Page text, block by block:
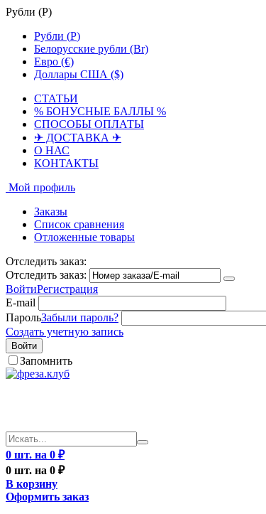
Рубли (Р)
Рубли (Р)
Белорусские рубли (Br)
Евро (€)
Доллары США ($)
СТАТЬИ
% БОНУСНЫЕ БАЛЛЫ %
СПОСОБЫ ОПЛАТЫ
✈ ДОСТАВКА ✈
О НАС
КОНТАКТЫ
Мой профиль
Заказы
Список сравнения
Отложенные товары
Отследить заказ:
Отследить заказ:
ВойтиРегистрация
E-mail
ПарольЗабыли пароль?
Создать учетную запись
Войти
Запомнить
0 шт. на 0 ₽
0 шт. на 0 ₽
В корзину
Оформить заказ